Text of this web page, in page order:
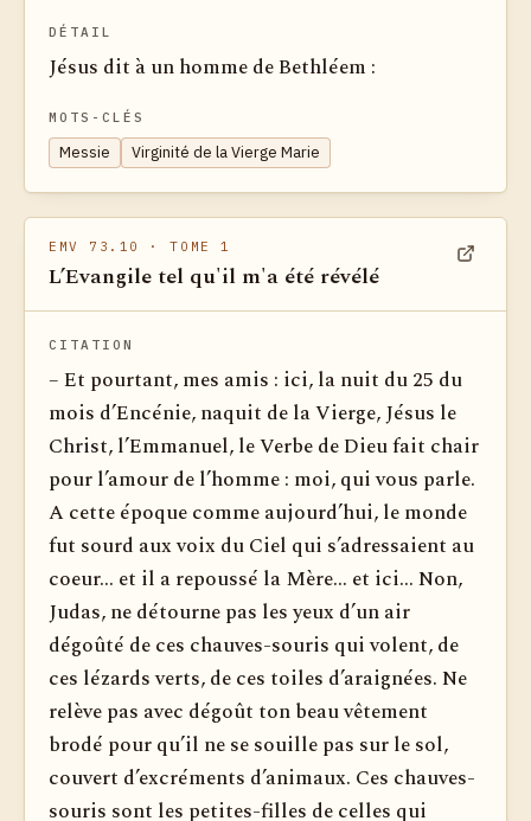
DÉTAIL
Jésus dit à un homme de Bethléem :
MOTS-CLÉS
Messie Virginité de la Vierge Marie
EMV 73.10 · TOME 1
L’Evangile tel qu'il m'a été révélé
CITATION
– Et pourtant, mes amis : ici, la nuit du 25 du
mois d’Encénie, naquit de la Vierge, Jésus le
Christ, l’Emmanuel, le Verbe de Dieu fait chair
pour l’amour de l’homme : moi, qui vous parle.
A cette époque comme aujourd’hui, le monde
fut sourd aux voix du Ciel qui s’adressaient au
coeur... et il a repoussé la Mère... et ici... Non,
Judas, ne détourne pas les yeux d’un air
dégoûté de ces chauves-souris qui volent, de
ces lézards verts, de ces toiles d’araignées. Ne
relève pas avec dégoût ton beau vêtement
brodé pour qu’il ne se souille pas sur le sol,
couvert d’excréments d’animaux. Ces chauves-
souris sont les petites-filles de celles qui